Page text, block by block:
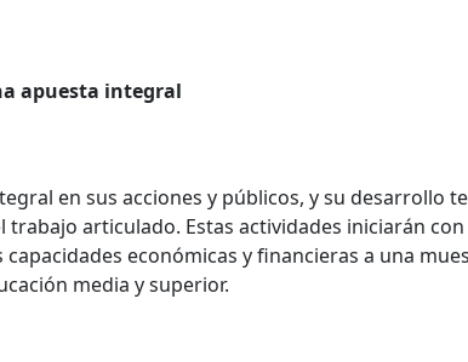
apuesta integral
en sus acciones y públicos, y su desarrollo
trabajo articulado. Estas actividades iniciarán
económicas y financieras a una
media y superior.